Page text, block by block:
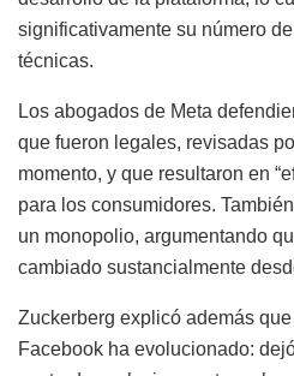
significativamente su número
técnicas.
Los abogados de Meta
que fueron legales, revisadas
momento, y que resultaron en
para los consumidores.
un monopolio, argumentando
cambiado sustancialmente
Zuckerberg explicó además
Facebook ha evolucionado: